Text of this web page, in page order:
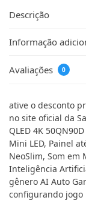
Descrição
Informação
Avaliações 0
ative o desconto
no site oficial da
QLED 4K
Mini LED, Painel
NeoSlim, Som
Inteligência
gênero AI Auto
configurando jogo